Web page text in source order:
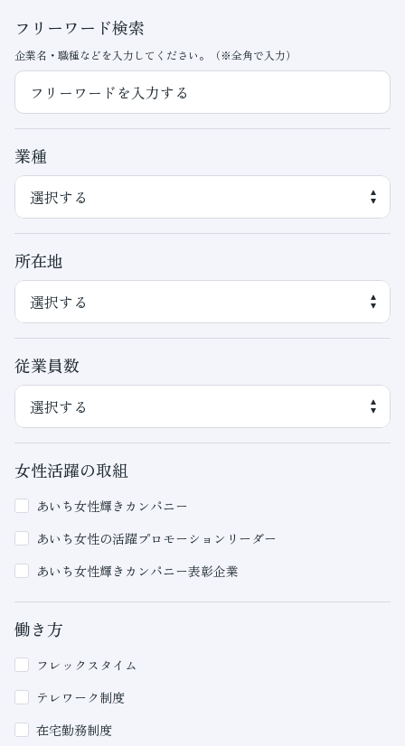
フリーワード検索
企業名・職種などを入力してください。（※全角で入力）
業種
所在地
従業員数
女性活躍の取組
あいち女性輝きカンパニー
あいち女性の活躍プロモーションリーダー
あいち女性輝きカンパニー表彰企業
働き方
フレックスタイム
テレワーク制度
在宅勤務制度